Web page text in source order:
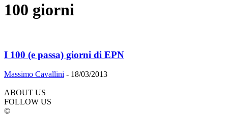
100 giorni
I 100 (e passa) giorni di EPN
Massimo Cavallini - 18/03/2013
ABOUT US
FOLLOW US
©